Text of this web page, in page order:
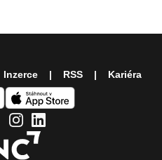
Inzerce RSS Kariéra